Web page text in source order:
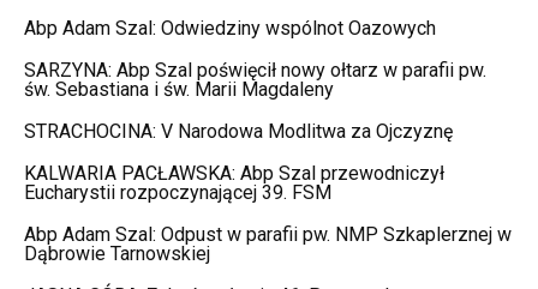
Abp Adam Szal: Odwiedziny wspólnot Oazowych
SARZYNA: Abp Szal poświęcił nowy ołtarz w parafii pw.
św. Sebastiana i św. Marii Magdaleny
STRACHOCINA: V Narodowa Modlitwa za Ojczyznę
KALWARIA PACŁAWSKA: Abp Szal przewodniczył
Eucharystii rozpoczynającej 39. FSM
Abp Adam Szal: Odpust w parafii pw. NMP Szkaplerznej w
Dąbrowie Tarnowskiej